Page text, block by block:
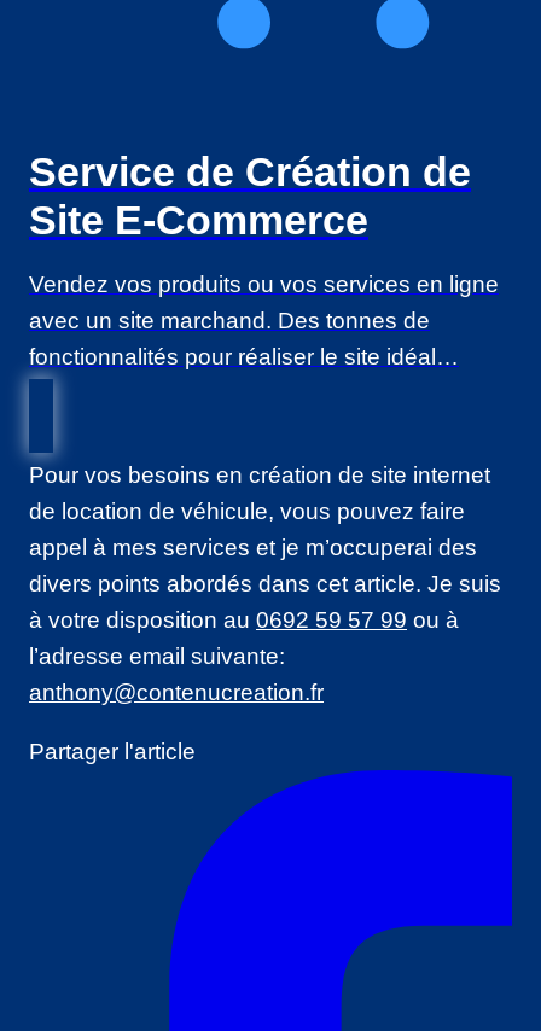
Service de Création de
Site E-Commerce
Vendez vos produits ou vos services en ligne
avec un site marchand. Des tonnes de
fonctionnalités pour réaliser le site idéal…
Pour vos besoins en création de site internet
de location de véhicule, vous pouvez faire
appel à mes services et je m’occuperai des
divers points abordés dans cet article. Je suis
à votre disposition au 0692 59 57 99 ou à
l’adresse email suivante:
anthony@contenucreation.fr
Partager l'article